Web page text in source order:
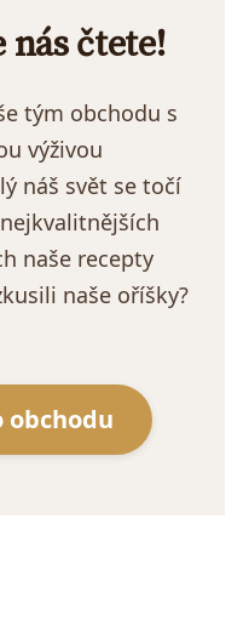
nás čtete!
tým obchodu s
výživou
naše recepty
naše oříšky?
obchodu